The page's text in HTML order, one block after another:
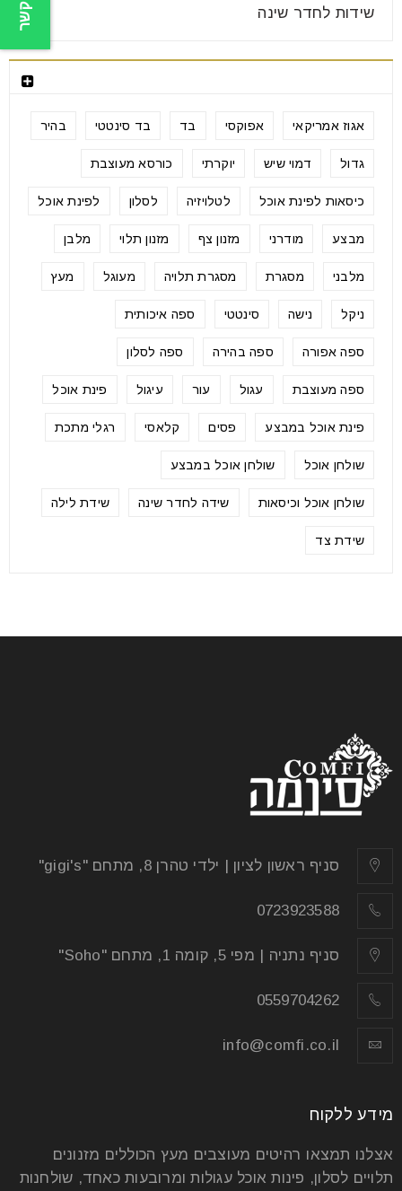
שידות לחדר שינה
אגוז אמריקאי אפוקסי בד בד סינטטי בהיר
גדול דמוי שיש יוקרתי כורסא מעוצבת
כיסאות לפינת אוכל לטלויזיה לסלון לפינת אוכל
מבצע מודרני מזנון צף מזנון תלוי מלבן
מלבני מסגרת מסגרת תלויה מעוגל מעץ
ניקל נישה סינטטי ספה איכותית
ספה אפורה ספה בהירה ספה לסלון
ספה מעוצבת עגול עור עיגול פינת אוכל
פינת אוכל במבצע פסים קלאסי רגלי מתכת
שולחן אוכל שולחן אוכל במבצע
שולחן אוכל וכיסאות שידה לחדר שינה שידת לילה
שידת צד
סניף ראשון לציון | ילדי טהרן 8, מתחם "gigi's"
0723923588
סניף נתניה | מפי 5, קומה 1, מתחם "Soho"
0559704262
info@comfi.co.il
מידע ללקוח
אצלנו תמצאו רהיטים מעוצבים מעץ הכוללים מזנונים
תלויים לסלון, פינות אוכל עגולות ומרובעות כאחד, שולחנות